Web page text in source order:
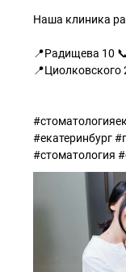
Наша клиника
📍Радищева 10
📍Циолковского
#екатеринбург
#стоматология